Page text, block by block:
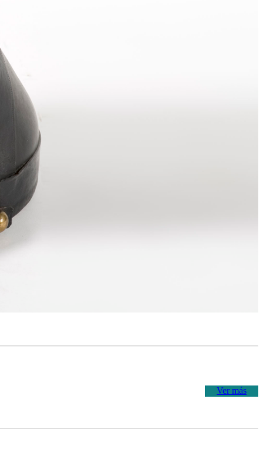
Ver más